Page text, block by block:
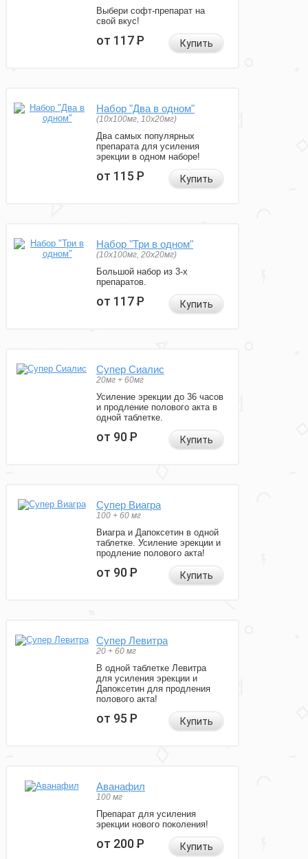
Выбери софт-препарат на
свой вкус!
от 117Р Купить
Набор "Два в одном"
(10x100мг, 10x20мг)
Два самых популярных
препарата для усиления
эрекции в одном наборе!
от 115Р Купить
Набор "Три в одном"
(10x100мг, 20x20мг)
Большой набор из 3-х
препаратов.
от 117Р Купить
Супер Сиалис
20мг + 60мг
Усиление эрекции до 36 часов
и продление полового акта в
одной таблетке.
от 90Р Купить
Супер Виагра
100 + 60 мг
Виагра и Дапоксетин в одной
таблетке. Усиление эрекции и
продление полового акта!
от 90Р Купить
Супер Левитра
20 + 60 мг
В одной таблетке Левитра
для усиления эрекции и
Дапоксетин для продления
полового акта!
от 95Р Купить
Аванафил
100 мг
Препарат для усиления
эрекции нового поколения!
от 200Р Купить